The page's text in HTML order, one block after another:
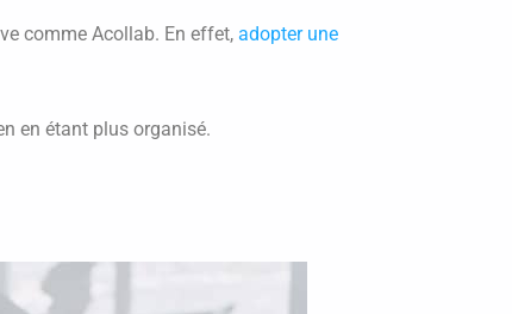
comme Acollab. En effet, adopter une
en étant plus organisé.